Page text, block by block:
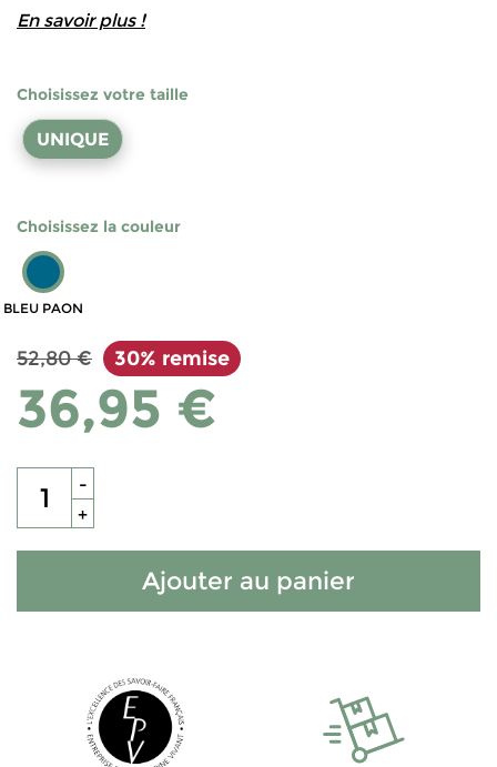
En savoir plus !
Choisissez votre taille
UNIQUE
Choisissez la couleur
BLEU PAON
52,80 € 30% remise
36,95 €
-
+
Ajouter au panier